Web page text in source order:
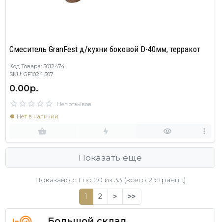
Смеситель GranFest д/кухни боковой D-40мм, терракот
Код Товара: 3012474
SKU: GF1024.307
0.00р.
Нет отзывов
Нет в наличии
Показать еще
Показано с 1 по 20 из 33 (всего 2 страниц)
1
2 > >>